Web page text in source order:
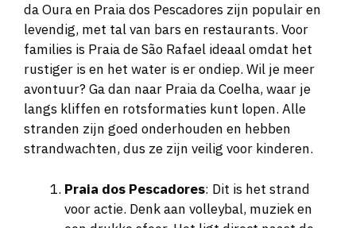
da Oura en Praia dos Pescadores zijn populair en
levendig, met tal van bars en restaurants. Voor
families is Praia de São Rafael ideaal omdat het
rustiger is en het water is er ondiep. Wil je meer
avontuur? Ga dan naar Praia da Coelha, waar je
langs kliffen en rotsformaties kunt lopen. Alle
stranden zijn goed onderhouden en hebben
strandwachten, dus ze zijn veilig voor kinderen.
Praia dos Pescadores: Dit is het strand
voor actie. Denk aan volleybal, muziek en